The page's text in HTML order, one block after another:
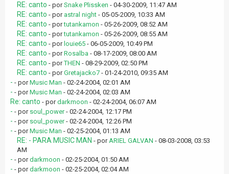
RE: canto - porSnake Plissken - 04-30-2009, 11:47 AM
RE: canto - por astral night - 05-05-2009, 10:33 AM
RE: canto - portutankamon - 05-26-2009, 08:52 AM
RE: canto - portutankamon - 05-26-2009, 08:55 AM
RE: canto - por louie65 - 06-05-2009, 10:49 PM
RE: canto - porRosalba - 08-17-2009, 08:00 AM
RE: canto - porTHEN - 08-29-2009, 02:50 PM
RE: canto - porGretajacko7 - 01-24-2010, 09:35 AM
- - porMusic Man - 02-24-2004, 02:01 AM
- - porMusic Man - 02-24-2004, 02:03 AM
Re: canto - pordarkmoon - 02-24-2004, 06:07 AM
- - por soul_power- 02-24-2004, 12:17 PM
- - por soul_power- 02-24-2004, 12:26 PM
- - porMusic Man - 02-25-2004, 01:13 AM
RE: - PARA MUSIC MAN - porARIEL GALVAN - 08-03-2008, 03:53
AM
- - pordarkmoon - 02-25-2004, 01:50 AM
- - pordarkmoon - 02-25-2004, 02:04 AM